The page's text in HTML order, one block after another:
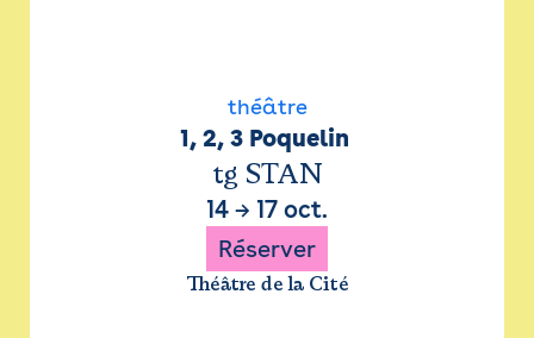
théâtre
1, 2, 3 Poquelin
tg STAN
14 → 17 oct.
Réserver
Théâtre de la Cité